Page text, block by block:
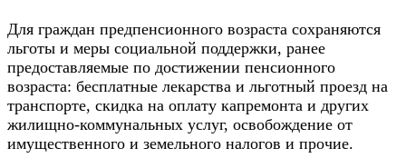
Для граждан предпенсионного возраста сохраняются
льготы и меры социальной поддержки, ранее
предоставляемые по достижении пенсионного
возраста: бесплатные лекарства и льготный проезд на
транспорте, скидка на оплату капремонта и других
жилищно-коммунальных услуг, освобождение от
имущественного и земельного налогов и прочие.